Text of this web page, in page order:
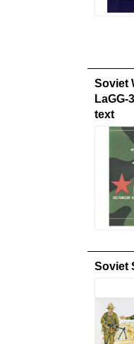
Soviet
LaGG-
text
Soviet